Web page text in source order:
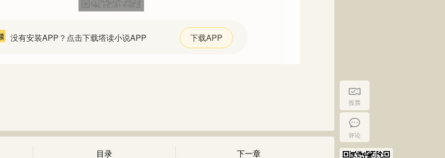
投票
评论
没有安装APP？点击下载塔读小说APP 下载APP
目录 下一章